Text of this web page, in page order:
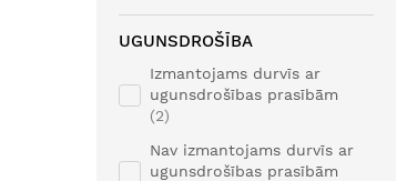
UGUNSDROŠĪBA
Izmantojams durvīs ar
ugunsdrošības prasībām
2
Nav izmantojams durvīs ar
ugunsdrošības prasībām